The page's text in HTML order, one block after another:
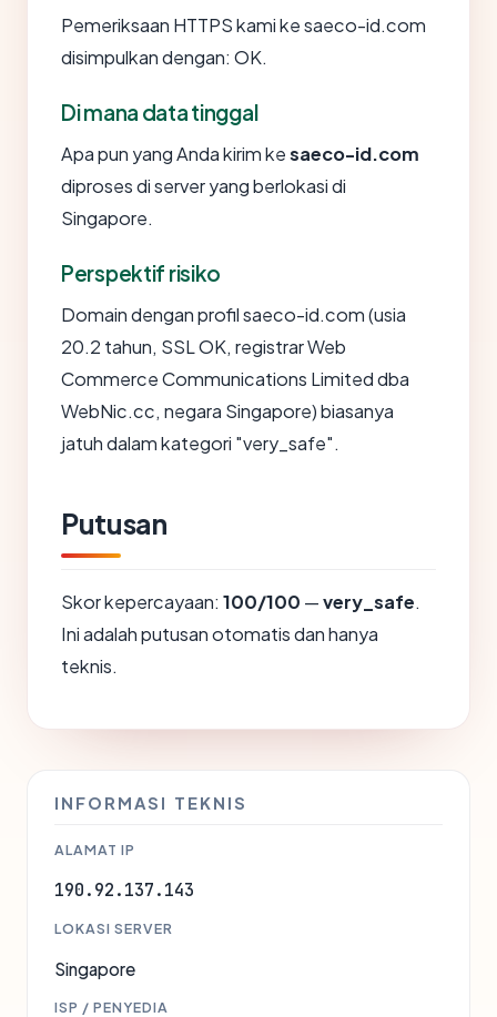
Pemeriksaan HTTPS kami ke saeco-id.com
disimpulkan dengan: OK.
Di mana data tinggal
Apa pun yang Anda kirim kesaeco-id.com
diproses di server yang berlokasi di
Singapore.
Perspektif risiko
Domain dengan profil saeco-id.com (usia
20.2 tahun, SSL OK, registrar Web
Commerce Communications Limited dba
WebNic.cc, negara Singapore) biasanya
jatuh dalam kategori "very_safe".
Putusan
Skor kepercayaan: 100/100 —very_safe.
Ini adalah putusan otomatis dan hanya
teknis.
INFORMASI TEKNIS
ALAMAT IP
190.92.137.143
LOKASI SERVER
Singapore
ISP / PENYEDIA